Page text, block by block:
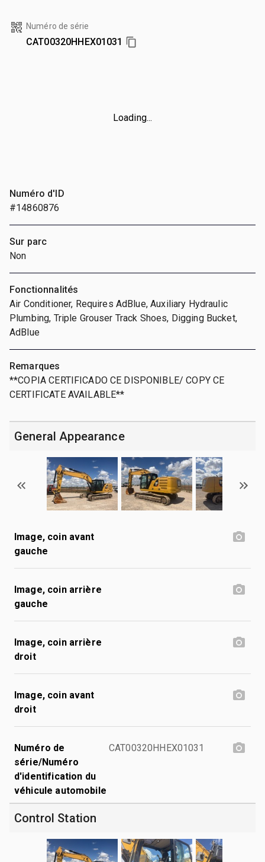
Numéro de série
CAT00320HHEX01031
Loading...
Numéro d'ID
#14860876
Sur parc
Non
Fonctionnalités
Air Conditioner, Requires AdBlue, Auxiliary Hydraulic
Plumbing, Triple Grouser Track Shoes, Digging Bucket,
AdBlue
Remarques
**COPIA CERTIFICADO CE DISPONIBLE/ COPY CE
CERTIFICATE AVAILABLE**
General Appearance
Image, coin avant
gauche
Image, coin arrière
gauche
Image, coin arrière
droit
Image, coin avant
droit
Numéro de
série/Numéro
d'identification du
véhicule automobile
CAT00320HHEX01031
Control Station